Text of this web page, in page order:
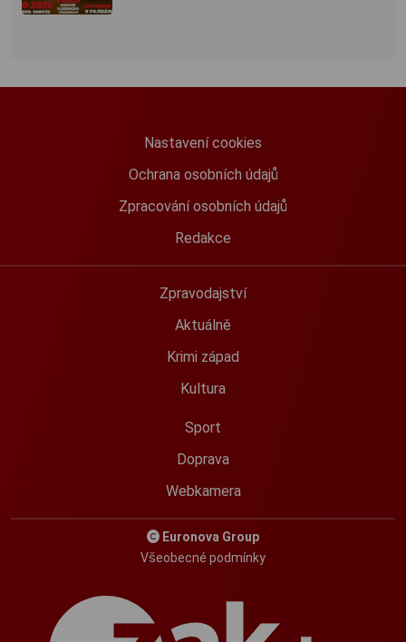
Nastavení cookies
Ochrana osobních údajů
Zpracování osobních údajů
Redakce
Zpravodajství
Aktuálně
Krimi západ
Kultura
Sport
Doprava
Webkamera
Euronova Group
Všeobecné podmínky